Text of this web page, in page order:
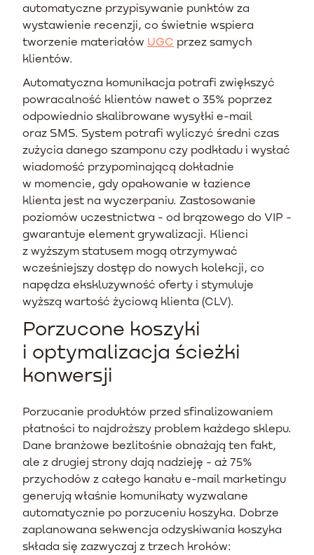
automatyczne przypisywanie punktów za
wystawienie recenzji, co świetnie wspiera
tworzenie materiałów UGC przez samych
klientów.
Automatyczna komunikacja potrafi zwiększyć
powracalność klientów nawet o 35% poprzez
odpowiednio skalibrowane wysyłki e-mail
oraz SMS. System potrafi wyliczyć średni czas
zużycia danego szamponu czy podkładu i wysłać
wiadomość przypominającą dokładnie
w momencie, gdy opakowanie w łazience
klienta jest na wyczerpaniu. Zastosowanie
poziomów uczestnictwa - od brązowego do VIP -
gwarantuje element grywalizacji. Klienci
z wyższym statusem mogą otrzymywać
wcześniejszy dostęp do nowych kolekcji, co
napędza ekskluzywność oferty i stymuluje
wyższą wartość życiową klienta (CLV).
Porzucone koszyki
i optymalizacja ścieżki
konwersji
Porzucanie produktów przed sfinalizowaniem
płatności to najdroższy problem każdego sklepu.
Dane branżowe bezlitośnie obnażają ten fakt,
ale z drugiej strony dają nadzieję - aż 75%
przychodów z całego kanału e-mail marketingu
generują właśnie komunikaty wyzwalane
automatycznie po porzuceniu koszyka. Dobrze
zaplanowana sekwencja odzyskiwania koszyka
składa się zazwyczaj z trzech kroków: